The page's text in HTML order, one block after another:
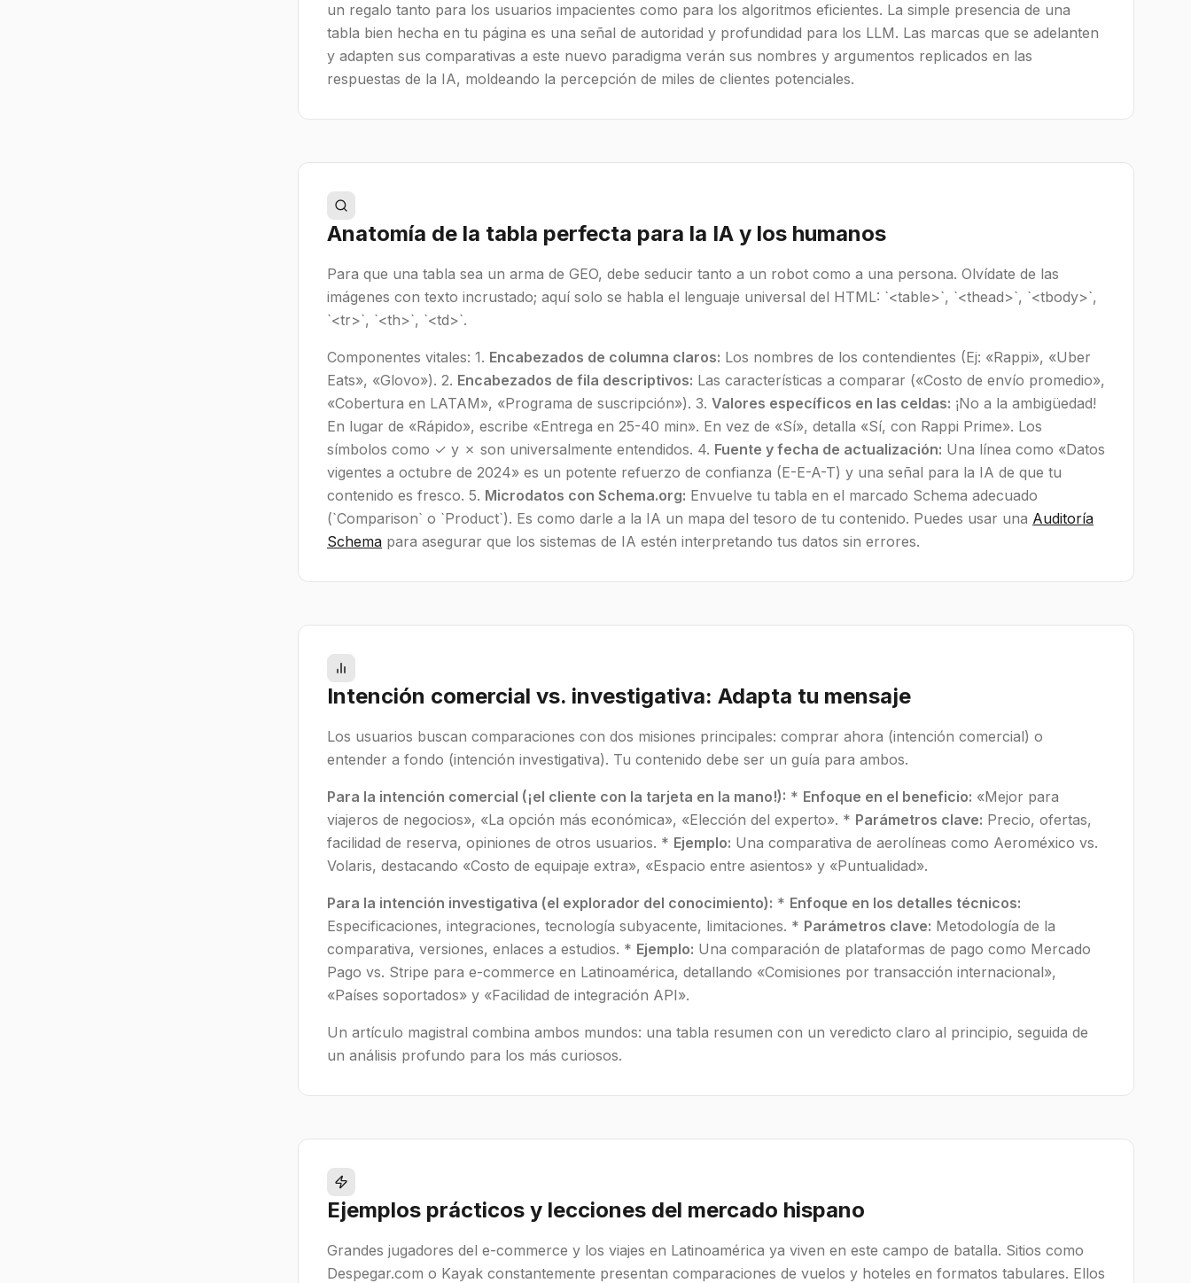
un regalo tanto para los usuarios impacientes como para los algoritmos eficientes. La simple presencia de una
tabla bien hecha en tu página es una señal de autoridad y profundidad para los LLM. Las marcas que se adelanten
y adapten sus comparativas a este nuevo paradigma verán sus nombres y argumentos replicados en las
respuestas de la IA, moldeando la percepción de miles de clientes potenciales.
Anatomía de la tabla perfecta para la IA y los humanos
Para que una tabla sea un arma de GEO, debe seducir tanto a un robot como a una persona. Olvídate de las
imágenes con texto incrustado; aquí solo se habla el lenguaje universal del HTML: `<table>`, `<thead>`, `<tbody>`,
`<tr>`, `<th>`, `<td>`.
Componentes vitales: 1. Encabezados de columna claros: Los nombres de los contendientes (Ej: «Rappi», «Uber
Eats», «Glovo»). 2. Encabezados de fila descriptivos: Las características a comparar («Costo de envío promedio»,
«Cobertura en LATAM», «Programa de suscripción»). 3. Valores específicos en las celdas: ¡No a la ambigüedad!
En lugar de «Rápido», escribe «Entrega en 25-40 min». En vez de «Sí», detalla «Sí, con Rappi Prime». Los
símbolos como ✓ y ✗ son universalmente entendidos. 4. Fuente y fecha de actualización: Una línea como «Datos
vigentes a octubre de 2024» es un potente refuerzo de confianza (E-E-A-T) y una señal para la IA de que tu
contenido es fresco. 5. Microdatos con Schema.org: Envuelve tu tabla en el marcado Schema adecuado
(`Comparison` o `Product`). Es como darle a la IA un mapa del tesoro de tu contenido. Puedes usar una Auditoría
Schema para asegurar que los sistemas de IA estén interpretando tus datos sin errores.
Intención comercial vs. investigativa: Adapta tu mensaje
Los usuarios buscan comparaciones con dos misiones principales: comprar ahora (intención comercial) o
entender a fondo (intención investigativa). Tu contenido debe ser un guía para ambos.
Para la intención comercial (¡el cliente con la tarjeta en la mano!): * Enfoque en el beneficio: «Mejor para
viajeros de negocios», «La opción más económica», «Elección del experto». * Parámetros clave: Precio, ofertas,
facilidad de reserva, opiniones de otros usuarios. * Ejemplo: Una comparativa de aerolíneas como Aeroméxico vs.
Volaris, destacando «Costo de equipaje extra», «Espacio entre asientos» y «Puntualidad».
Para la intención investigativa (el explorador del conocimiento): * Enfoque en los detalles técnicos:
Especificaciones, integraciones, tecnología subyacente, limitaciones. * Parámetros clave: Metodología de la
comparativa, versiones, enlaces a estudios. * Ejemplo: Una comparación de plataformas de pago como Mercado
Pago vs. Stripe para e-commerce en Latinoamérica, detallando «Comisiones por transacción internacional»,
«Países soportados» y «Facilidad de integración API».
Un artículo magistral combina ambos mundos: una tabla resumen con un veredicto claro al principio, seguida de
un análisis profundo para los más curiosos.
Ejemplos prácticos y lecciones del mercado hispano
Grandes jugadores del e-commerce y los viajes en Latinoamérica ya viven en este campo de batalla. Sitios como
Despegar.com o Kayak constantemente presentan comparaciones de vuelos y hoteles en formatos tabulares. Ellos